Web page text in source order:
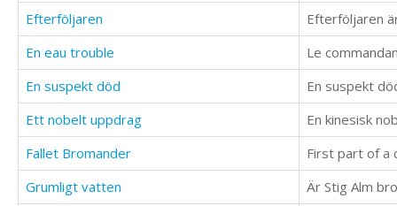
Efterföljaren
Efterföljaren
En eau trouble
En suspekt död
Ett nobelt uppdrag
En kinesisk
Fallet Bromander
First part of a
Grumligt vatten
Är Stig Alm